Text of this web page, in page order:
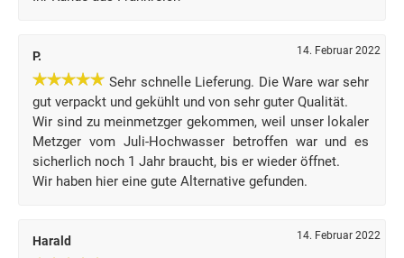
P. 14. Februar 2022
Sehr schnelle Lieferung. Die Ware war sehr
gut verpackt und gekühlt und von sehr guter Qualität.
Wir sind zu meinmetzger gekommen, weil unser lokaler
Metzger vom Juli-Hochwasser betroffen war und es
sicherlich noch 1 Jahr braucht, bis er wieder öffnet.
Wir haben hier eine gute Alternative gefunden.
Harald 14. Februar 2022